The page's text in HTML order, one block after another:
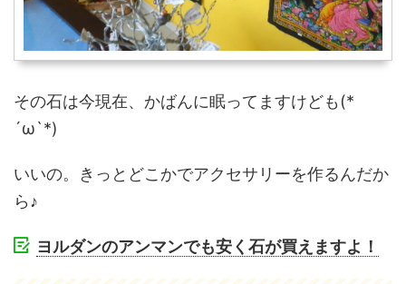
その石は今現在、かばんに眠ってますけども(*
´ω`*)
いいの。きっとどこかでアクセサリーを作るんだか
ら♪
ヨルダンのアンマンでも安く石が買えますよ！